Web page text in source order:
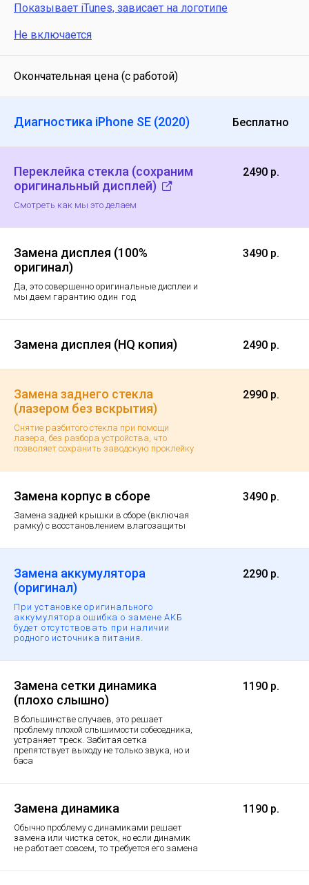
Показывает iTunes, зависает на логотипе
Не включается
Окончательная цена (с работой)
Диагностика iPhone SE (2020) Бесплатно
Переклейка стекла (сохраним
оригинальный дисплей)
Смотреть как мы это делаем
2490 р.
Замена дисплея (100%
оригинал)
Да, это совершенно оригинальные дисплеи и
мы даем гарантию один год
3490 р.
Замена дисплея (HQ копия) 2490 р.
Замена заднего стекла
(лазером без вскрытия)
Снятие разбитого стекла при помощи
лазера, без разбора устройства, что
позволяет сохранить заводскую проклейку
2990 р.
Замена корпус в сборе
Замена задней крышки в сборе (включая
рамку) с восстановлением влагозащиты
3490 р.
Замена аккумулятора
(оригинал)
При установке оригинального
аккумулятора ошибка о замене АКБ
будет отсутствовать при наличии
родного источника питания.
2290 р.
Замена сетки динамика
(плохо слышно)
В большинстве случаев, это решает
проблему плохой слышимости собеседника,
устраняет треск. Забитая сетка
препятствует выходу не только звука, но и
баса
1190 р.
Замена динамика
Обычно проблему с динамиками решает
замена или чистка сеток, но если динамик
не работает совсем, то требуется его замена
1190 р.